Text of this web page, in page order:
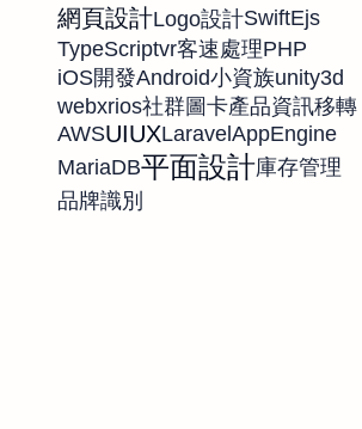
網頁設計Logo設計SwiftEjs
TypeScriptvr客速處理PHP
iOS開發Android小資族unity3d
webxrios社群圖卡產品資訊移轉
AWSUIUXLaravel AppEngine
MariaDB平面設計庫存管理
品牌識別